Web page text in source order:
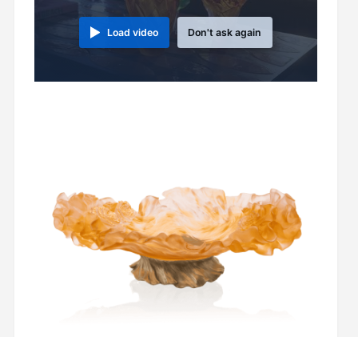
Load video Don't ask again